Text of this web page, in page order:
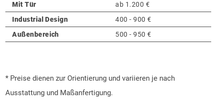
Mit Tür
ab 1.200 €
Industrial Design
400 - 900 €
Außenbereich
500 - 950 €
* Preise dienen zur Orientierung und variieren je nach
Ausstattung und Maßanfertigung.